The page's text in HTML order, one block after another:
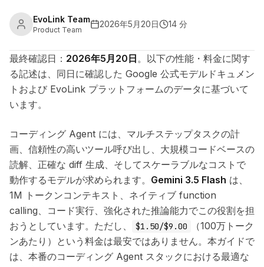
EvoLink Team
Product Team
2026年5月20日 14 分
最終確認日： 2026年5月20日。以下の性能・料金に関す
る記述は、同日に確認した Google 公式モデルドキュメン
トおよび EvoLink プラットフォームのデータに基づいて
います。
コーディング Agent には、マルチステップタスクの計
画、信頼性の高いツール呼び出し、大規模コードベースの
読解、正確な diff 生成、そしてスケーラブルなコストで
動作するモデルが求められます。 Gemini 3.5 Flash は、
1M トークンコンテキスト、ネイティブ function
calling、コード実行、強化された推論能力でこの役割を担
おうとしています。ただし、
$1.50/$9.00
（100万トーク
ンあたり）という料金は最安ではありません。本ガイドで
は、本番のコーディング Agent スタックにおける最適な